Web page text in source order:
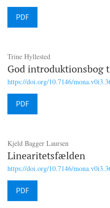
PDF
Trine Hyllested
God
https://doi.org/10.7146/
PDF
Kjeld Bagger Laursen
Linearitetsfælden
https://doi.org/10.7146/
PDF